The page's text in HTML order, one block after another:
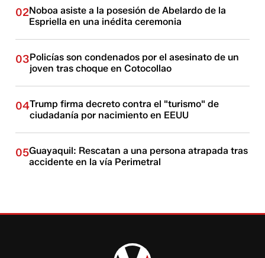
02Noboa asiste a la posesión de Abelardo de la
Espriella en una inédita ceremonia
03Policías son condenados por el asesinato de un
joven tras choque en Cotocollao
04Trump firma decreto contra el "turismo" de
ciudadanía por nacimiento en EEUU
05Guayaquil: Rescatan a una persona atrapada tras
accidente en la vía Perimetral